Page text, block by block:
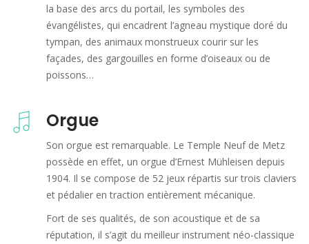
la base des arcs du portail, les symboles des
évangélistes, qui encadrent l’agneau mystique doré du
tympan, des animaux monstrueux courir sur les
façades, des gargouilles en forme d’oiseaux ou de
poissons…
Orgue
Son orgue est remarquable. Le Temple Neuf de Metz
possède en effet, un orgue d’Ernest Mühleisen depuis
1904. Il se compose de 52 jeux répartis sur trois claviers
et pédalier en traction entièrement mécanique.
Fort de ses qualités, de son acoustique et de sa
réputation, il s’agit du meilleur instrument néo-classique